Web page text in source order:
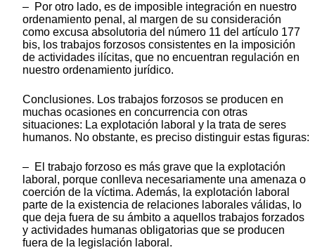
– Por otro lado, es de imposible integración en nuestro
ordenamiento penal, al margen de su consideración
como excusa absolutoria del número 11 del artículo 177
bis, los trabajos forzosos consistentes en la imposición
de actividades ilícitas, que no encuentran regulación en
nuestro ordenamiento jurídico.
Conclusiones. Los trabajos forzosos se producen en
muchas ocasiones en concurrencia con otras
situaciones: La explotación laboral y la trata de seres
humanos. No obstante, es preciso distinguir estas figuras:
– El trabajo forzoso es más grave que la explotación
laboral, porque conlleva necesariamente una amenaza o
coerción de la víctima. Además, la explotación laboral
parte de la existencia de relaciones laborales válidas, lo
que deja fuera de su ámbito a aquellos trabajos forzados
y actividades humanas obligatorias que se producen
fuera de la legislación laboral.